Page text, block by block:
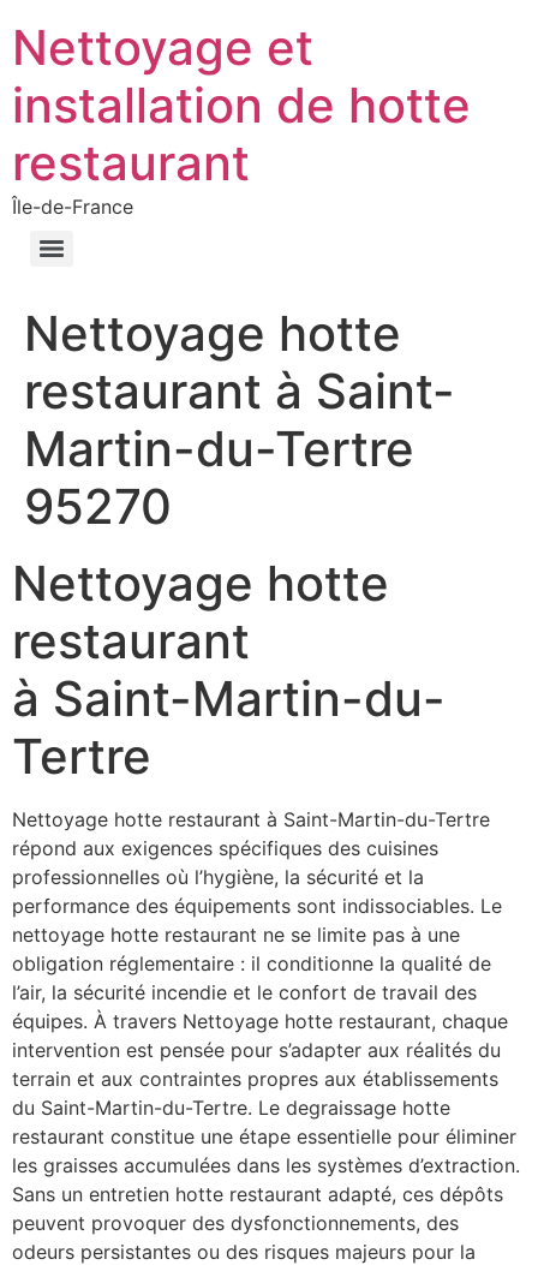
Nettoyage et
installation de hotte
restaurant
Île-de-France
Nettoyage hotte
restaurant à Saint-
Martin-du-Tertre
95270
Nettoyage hotte
restaurant
à Saint-Martin-du-
Tertre
Nettoyage hotte restaurant à Saint-Martin-du-Tertre
répond aux exigences spécifiques des cuisines
professionnelles où l’hygiène, la sécurité et la
performance des équipements sont indissociables. Le
nettoyage hotte restaurant ne se limite pas à une
obligation réglementaire : il conditionne la qualité de
l’air, la sécurité incendie et le confort de travail des
équipes. À travers Nettoyage hotte restaurant, chaque
intervention est pensée pour s’adapter aux réalités du
terrain et aux contraintes propres aux établissements
du Saint-Martin-du-Tertre. Le degraissage hotte
restaurant constitue une étape essentielle pour éliminer
les graisses accumulées dans les systèmes d’extraction.
Sans un entretien hotte restaurant adapté, ces dépôts
peuvent provoquer des dysfonctionnements, des
odeurs persistantes ou des risques majeurs pour la